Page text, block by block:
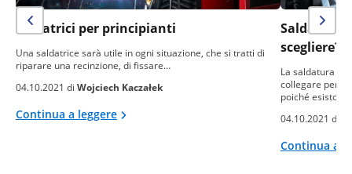
Saldatrici per principianti
Una saldatrice sarà utile in ogni situazione, che si tratti di
riparare una recinzione, di fissare…
04.10.2021 di Wojciech Kaczałek
Continua a leggere
Saldatrice
scegliere?
La saldatura è
collegare
poiché
04.10.2021 di
Continua a